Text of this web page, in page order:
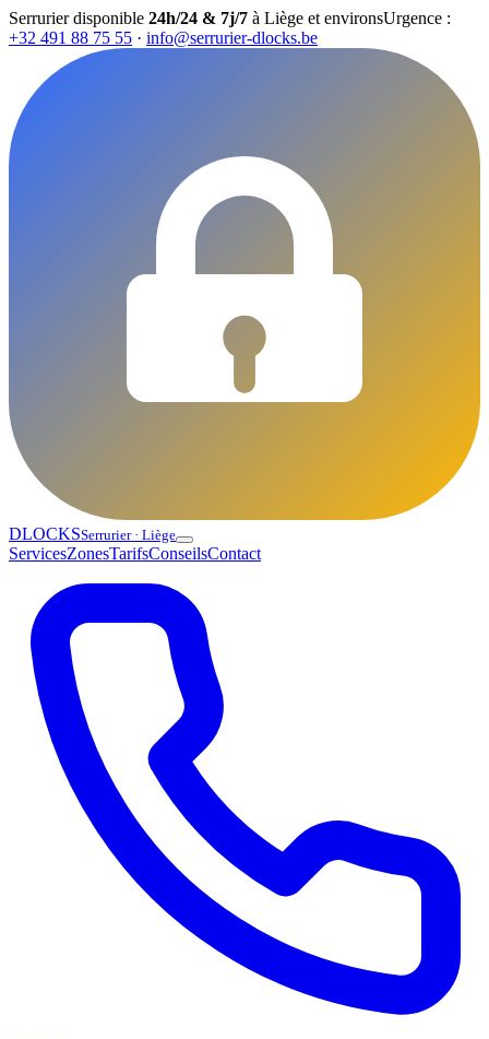
Serrurier disponible 24h/24 & 7j/7 à Liège et environsUrgence :
+32 491 88 75 55 · info@serrurier-dlocks.be
DLOCKSSerrurier · Liège
ServicesZonesTarifsConseilsContact